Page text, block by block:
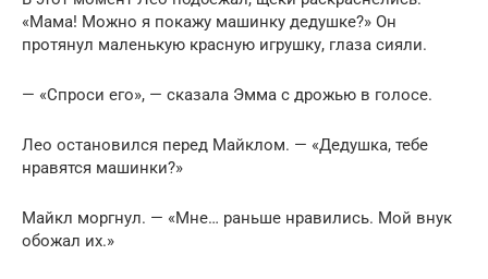
«Мама! Можно я покажу машинку дедушке?» Он
протянул маленькую красную игрушку, глаза сияли.
— «Спроси его», — сказала Эмма с дрожью в голосе.
Лео остановился перед Майклом. — «Дедушка, тебе
нравятся машинки?»
Майкл моргнул. — «Мне… раньше нравились. Мой внук
обожал их.»